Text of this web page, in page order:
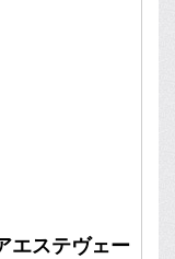
エステヴェー